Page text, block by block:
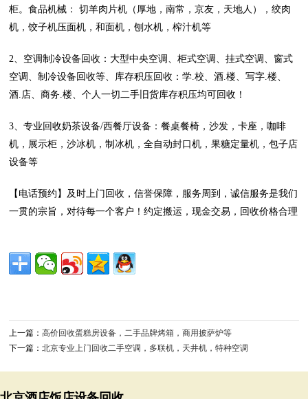
柜。食品机械： 切羊肉片机（厚地，南常，京友，天地人），绞肉
机，饺子机压面机，和面机，刨水机，榨汁机等
2、空调制冷设备回收：大型中央空调、柜式空调、挂式空调、窗式
空调、制冷设备回收等、库存积压回收：学.校、酒.楼、写字.楼、
酒.店、商务.楼、个人一切二手旧货库存积压均可回收！
3、专业回收奶茶设备/西餐厅设备：餐桌餐椅，沙发，卡座，咖啡
机，展示柜，沙冰机，制冰机，全自动封口机，果糖定量机，包子店
设备等
【电话预约】及时上门回收，信誉保障，服务周到，诚信服务是我们
一贯的宗旨，对待每一个客户！约定搬运，现金交易，回收价格合理
上一篇：高价回收蛋糕房设备，二手品牌烤箱，商用披萨炉等
下一篇：北京专业上门回收二手空调，多联机，天井机，特种空调